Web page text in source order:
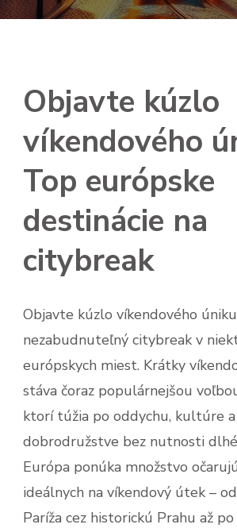
Objavte kúzlo
víkendového
Top európske
destinácie na
citybreak
Objavte kúzlo víkendového
nezabudnuteľný citybreak v
európskych miest. Krátky
stáva čoraz populárnejšou
ktorí túžia po oddychu, kultúre a
dobrodružstve bez nutnosti
Európa ponúka množstvo
ideálnych na víkendový útek –
Paríža cez historickú Prahu až po